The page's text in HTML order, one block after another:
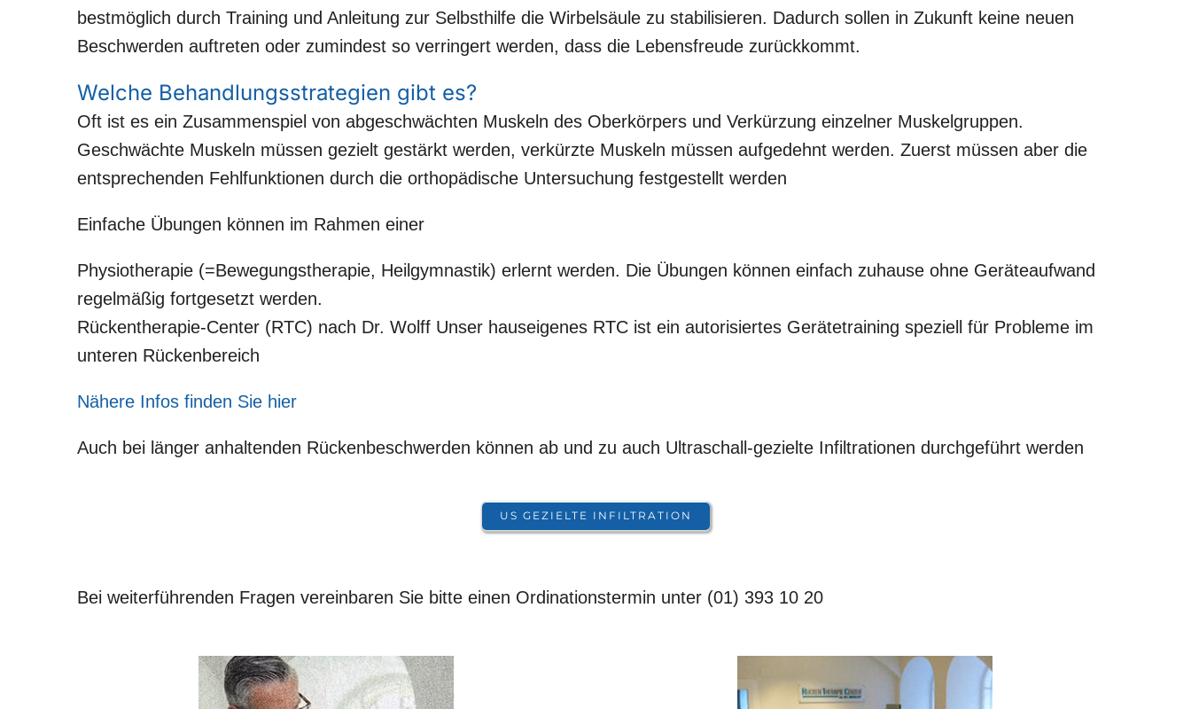
bestmöglich durch Training und Anleitung zur Selbsthilfe die Wirbelsäule zu stabilisieren. Dadurch sollen in Zukunft keine neuen
Beschwerden auftreten oder zumindest so verringert werden, dass die Lebensfreude zurückkommt.
Welche Behandlungsstrategien gibt es?
Oft ist es ein Zusammenspiel von abgeschwächten Muskeln des Oberkörpers und Verkürzung einzelner Muskelgruppen.
Geschwächte Muskeln müssen gezielt gestärkt werden, verkürzte Muskeln müssen aufgedehnt werden. Zuerst müssen aber die
entsprechenden Fehlfunktionen durch die orthopädische Untersuchung festgestellt werden
Einfache Übungen können im Rahmen einer
Physiotherapie (=Bewegungstherapie, Heilgymnastik) erlernt werden. Die Übungen können einfach zuhause ohne Geräteaufwand
regelmäßig fortgesetzt werden.
Rückentherapie-Center (RTC) nach Dr. Wolff Unser hauseigenes RTC ist ein autorisiertes Gerätetraining speziell für Probleme im
unteren Rückenbereich
Nähere Infos finden Sie hier
Auch bei länger anhaltenden Rückenbeschwerden können ab und zu auch Ultraschall-gezielte Infiltrationen durchgeführt werden
US GEZIELTE INFILTRATION
Bei weiterführenden Fragen vereinbaren Sie bitte einen Ordinationstermin unter (01) 393 10 20